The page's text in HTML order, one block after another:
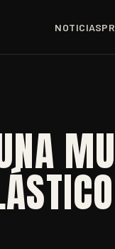
NOTICIAS